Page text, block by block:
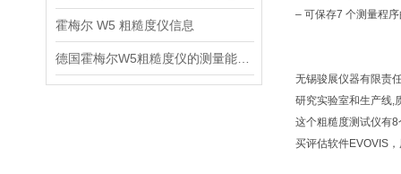
霍梅尔 W5 粗糙度仪信息
– 可保存7 个测量程
无锡骏展仪器有限责
研究实验室和生产线,
这个粗糙度测试仪有
买评估软件EVOVIS